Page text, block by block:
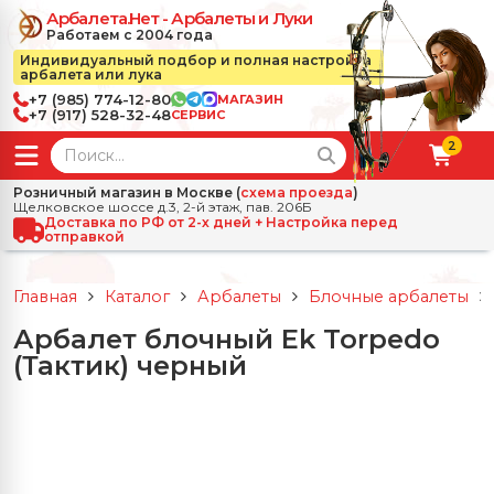
Арбалета.Нет - Арбалеты и Луки
Работаем с 2004 года
Индивидуальный подбор и полная настройка
арбалета или лука
+7 (985) 774-12-80 МАГАЗИН
+7 (917) 528-32-48СЕРВИС
2
Розничный магазин в Москве (схема проезда)
Щелковское шоссе д.3, 2-й этаж, пав. 206Б
Доставка по РФ от 2-х дней + Настройка перед
отправкой
← Назад ✕
Арбалеты
Арбалеты для отдыха
Блочные арбалеты
✕
луки
боеприпасы
Стрелы, боеприпасы
✕
Главная Каталог Арбалеты Блочные арбалеты
Арбалет блочный Ek Torpedo
(Тактик) черный